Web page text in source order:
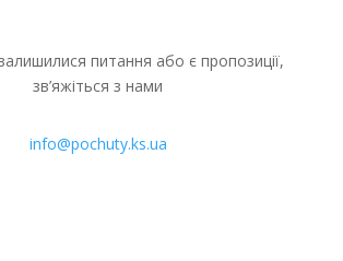
питання або є пропозиції,
зв’яжіться з нами
info@pochuty.ks.ua